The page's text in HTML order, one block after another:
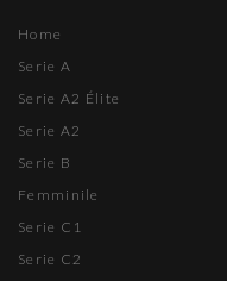
Home
Serie A
Serie A2 Élite
Serie A2
Serie B
Femminile
Serie C1
Serie C2